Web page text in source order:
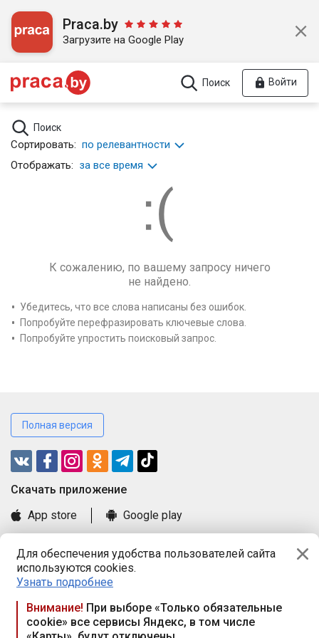
Для обеспечения удобства пользователей сайта
используются cookies.
Узнать подробнее
Внимание! При выборе «Только обязательные
cookie» все сервисы Яндекс, в том числе
Praca.by
Загрузите на Google Play
Поиск Войти
Поиск
Сортировать: по релевантности
Отображать: за все время
К сожалению, по вашему запросу ничего
не найдено.
Убедитесь, что все слова написаны без ошибок.
Попробуйте перефразировать ключевые слова.
Попробуйте упростить поисковый запрос.
Полная версия
Cкачать приложение
App store
Google play
Книга замечаний и предложений
Правила и документы
Praca.by © 2000—2026, ООО «ПРАЦА БАЙ»
Республика Беларусь, 220114, г. Минск, пр-т Независимости
117а, пом. № 9.